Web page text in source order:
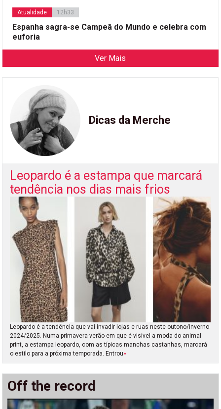
Atualidade 12h33
Espanha sagra-se Campeã do Mundo e celebra com
euforia
Ver Mais
Dicas da Merche
Leopardo é a estampa que marcará
tendência nos dias mais frios
Leopardo é a tendência que vai invadir lojas e ruas neste outono/inverno
2024/2025. Numa primavera-verão em que é visível a moda do animal
print, a estampa leopardo, com as típicas manchas castanhas, marcará
o estilo para a próxima temporada. Entrou»
Off the record